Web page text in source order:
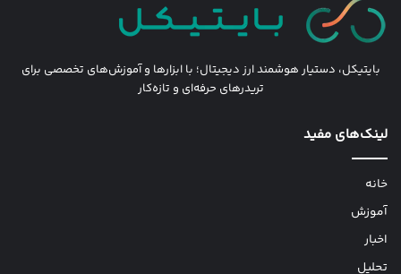
بایتیکل، دستیار هوشمند ارز دیجیتال؛ با ابزارها و آموزش‌های تخصصی برای
تریدرهای حرفه‌ای و تازه‌کار
لینک‌های مفید
خانه
آموزش
اخبار
تحلیل